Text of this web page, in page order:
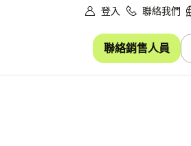
登入 聯絡我們
聯絡銷售人員